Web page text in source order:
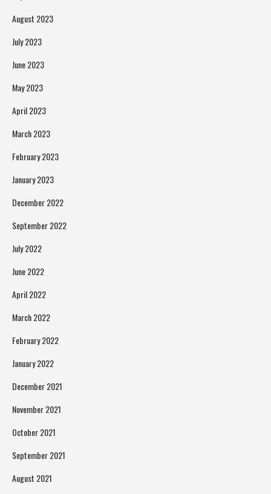
August 2023
July 2023
June 2023
May 2023
April 2023
March 2023
February 2023
January 2023
December 2022
September 2022
July 2022
June 2022
April 2022
March 2022
February 2022
January 2022
December 2021
November 2021
October 2021
September 2021
August 2021